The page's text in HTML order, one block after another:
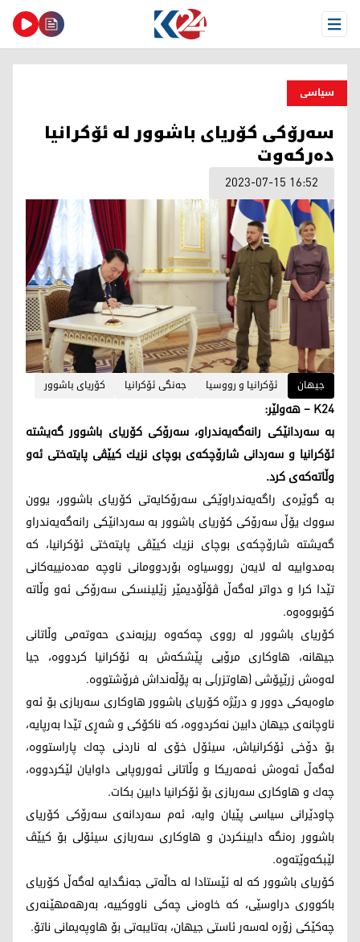
Open Menu
سیاسی
سه‌رۆكی كۆریای باشوور له‌ ئۆكرانیا
ده‌ركه‌وت
2023-07-15 16:52
جیهان ئۆكرانیا و رووسیا جه‌نگی ئۆكرانیا كۆریای باشوور
K24 – هەولێر:
به‌ سه‌ردانێكی رانه‌گه‌یه‌ندراو، سه‌رۆكی كۆریای باشوور گه‌یشته‌
ئۆكرانیا و سه‌ردانی شارۆچكه‌ی بوچای نزیك كیێڤی پایته‌ختی ئه‌و
وڵاته‌كه‌ی كرد.
به‌ گوێره‌ی راگه‌یه‌ندراوێكی سه‌رۆكایه‌تی كۆریای باشوور، یوون
سووك یۆڵ سه‌رۆكی كۆریای باشوور به‌ سه‌ردانێكی رانه‌گه‌یه‌ندراو
گه‌یشته‌ شارۆچكه‌ی بوچای نزیك كیێڤی پایته‌ختی ئۆكرانیا، كه‌
به‌مدواییه‌ له‌ لایه‌ن رووسیاوه‌ بۆردوومانی ناوچه‌ مه‌ده‌نییه‌كانی
تێدا كرا و دواتر له‌گه‌ڵ ڤۆڵۆدیمێر زێلینسكی سه‌رۆكی ئه‌و وڵاته‌
كۆبووه‌وه‌.
كۆریای باشوور له‌ رووی چه‌كه‌وه‌ ریزبه‌ندی حه‌وته‌می وڵاتانی
جیهانه‌، هاوكاری مرۆیی پێشكه‌ش به‌ ئۆكرانیا كردووه‌، جیا
له‌وه‌ش زرێپۆشی (هاوتزر)ـی به‌ پۆڵه‌نداش فرۆشتووه‌.
ماوه‌یه‌كی دوور و درێژه‌ كۆریای باشوور هاوكاری سه‌ربازی بۆ ئه‌و
ناوچانه‌ی جیهان دابین نه‌كردووه‌، كه‌ ناكۆكی و شه‌ڕی تێدا به‌رپایه‌،
بۆ دۆخی ئۆكرانیاش، سیئۆل خۆی له‌ ناردنی چه‌ك پاراستووه‌،
له‌گه‌ڵ ئه‌وه‌ش ئه‌مه‌ریكا و وڵاتانی ئه‌وروپایی داوایان لێكردووه‌،
چه‌ك و هاوكاری سه‌ربازی بۆ ئۆكرانیا دابین بكات.
چاودێرانی سیاسی پێیان وایه‌، ئه‌م سه‌ردانه‌ی سه‌رۆكی كۆریای
باشوور ره‌نگه‌ دابینكردن و هاوكاری سه‌ربازی سیئۆلی بۆ كیێڤ
لێبكه‌وێته‌وه‌.
كۆریای باشوور كه‌ له‌ ئێستادا له‌ حاڵه‌تی جه‌نگدایه‌ له‌گه‌ڵ كۆریای
باكووری دراوسێی، كه‌ خاوه‌نی چه‌كی ناووكییه‌، به‌رهه‌مهێنه‌ری
چه‌كێكی زۆره‌ له‌سه‌ر ئاستی جیهان، به‌تایبه‌تی بۆ هاوپه‌یمانی ناتۆ.